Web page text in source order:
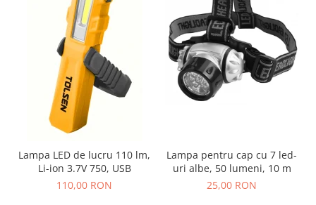
Lampa LED de lucru 110 lm,
Li-ion 3.7V 750, USB
110,00 RON
Lampa pentru cap cu 7 led-
uri albe, 50 lumeni, 10 m
25,00 RON